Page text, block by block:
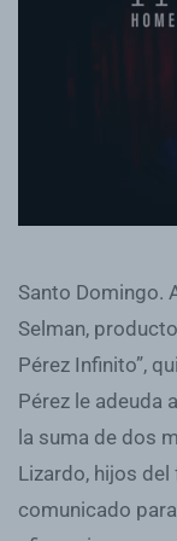
Santo Domingo.
Selman,
Pérez Infinito”,
Pérez le adeuda
la suma de dos
Lizardo, hijos
comunicado